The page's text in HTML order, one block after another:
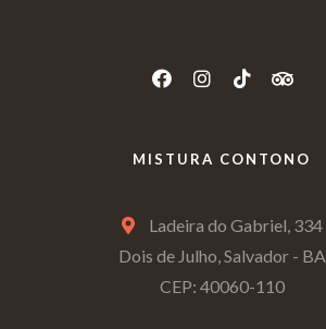
MISTURA CONTONO
Ladeira do Gabriel, 334
Dois de Julho, Salvador - BA
CEP: 40060-110